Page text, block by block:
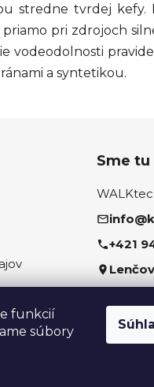
funkcií
súbory
stredne tvrdej
priamo pri zdrojoch
vodeodolnosti
a syntetikou.
Sme tu
+421